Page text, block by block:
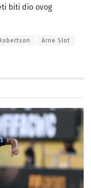
biti dio ovog
Arne Slot